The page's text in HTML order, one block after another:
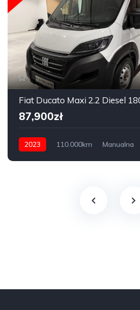
Fiat Ducato Maxi 2.2 Diesel
87,900zł
2023 110.000km Manualna